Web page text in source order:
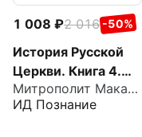
1 008 2 016 -50%
История Русской
Церкви. Книга 4.
Часть 1
Митрополит Макарий Московский
ИД Познание